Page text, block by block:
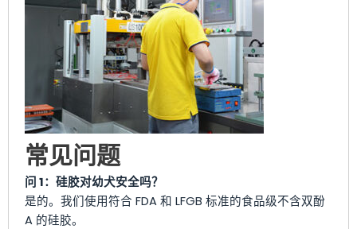
常见问题
问 1：硅胶对幼犬安全吗？
是的。我们使用符合 FDA 和 LFGB 标准的食品级不含双酚
A 的硅胶。